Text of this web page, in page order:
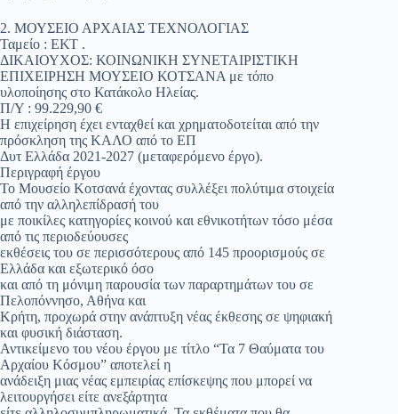
2. ΜΟΥΣΕΙΟ ΑΡΧΑΙΑΣ ΤΕΧΝΟΛΟΓΙΑΣ
Ταμείο : ΕΚΤ .
ΔΙΚΑΙΟΥΧΟΣ: ΚΟΙΝΩΝΙΚΗ ΣΥΝΕΤΑΙΡΙΣΤΙΚΗ
ΕΠΙΧΕΙΡΗΣΗ ΜΟΥΣΕΙΟ ΚΟΤΣΑΝΑ με τόπο
υλοποίησης στο Κατάκολο Ηλείας.
Π/Υ : 99.229,90 €
Η επιχείρηση έχει ενταχθεί και χρηματοδοτείται από την
πρόσκληση της ΚΑΛΟ από το ΕΠ
Δυτ Ελλάδα 2021-2027 (μεταφερόμενο έργο).
Περιγραφή έργου
Το Μουσείο Κοτσανά έχοντας συλλέξει πολύτιμα στοιχεία
από την αλληλεπίδρασή του
με ποικίλες κατηγορίες κοινού και εθνικοτήτων τόσο μέσα
από τις περιοδεύουσες
εκθέσεις του σε περισσότερους από 145 προορισμούς σε
Ελλάδα και εξωτερικό όσο
και από τη μόνιμη παρουσία των παραρτημάτων του σε
Πελοπόννησο, Αθήνα και
Κρήτη, προχωρά στην ανάπτυξη νέας έκθεσης σε ψηφιακή
και φυσική διάσταση.
Αντικείμενο του νέου έργου με τίτλο “Τα 7 Θαύματα του
Αρχαίου Κόσμου” αποτελεί η
ανάδειξη μιας νέας εμπειρίας επίσκεψης που μπορεί να
λειτουργήσει είτε ανεξάρτητα